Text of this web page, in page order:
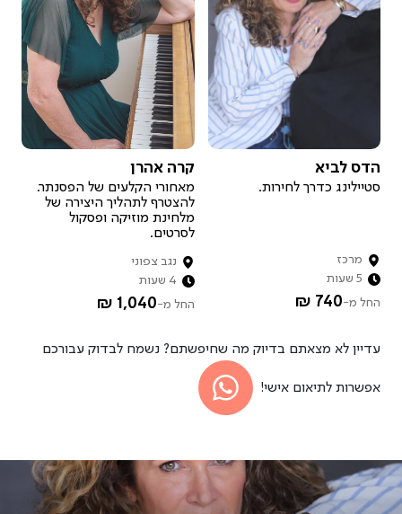
רוצה להיות מארח.ת?
Instagram
Facebook
איך זה עובד?
הדס לביא
סטיילינג כדרך לחירות.
מרכז
5 שעות
החל מ-740 ₪
קרה אהרן
מאחורי הקלעים של הפסנתר.
להצטרף לתהליך היצירה של
מלחינת מוזיקה ופסקול
לסרטים.
נגב צפוני
4 שעות
החל מ-1,040 ₪
עדיין לא מצאתם בדיוק מה שחיפשתם? נשמח לבדוק עבורכם
אפשרות לתיאום אישי!